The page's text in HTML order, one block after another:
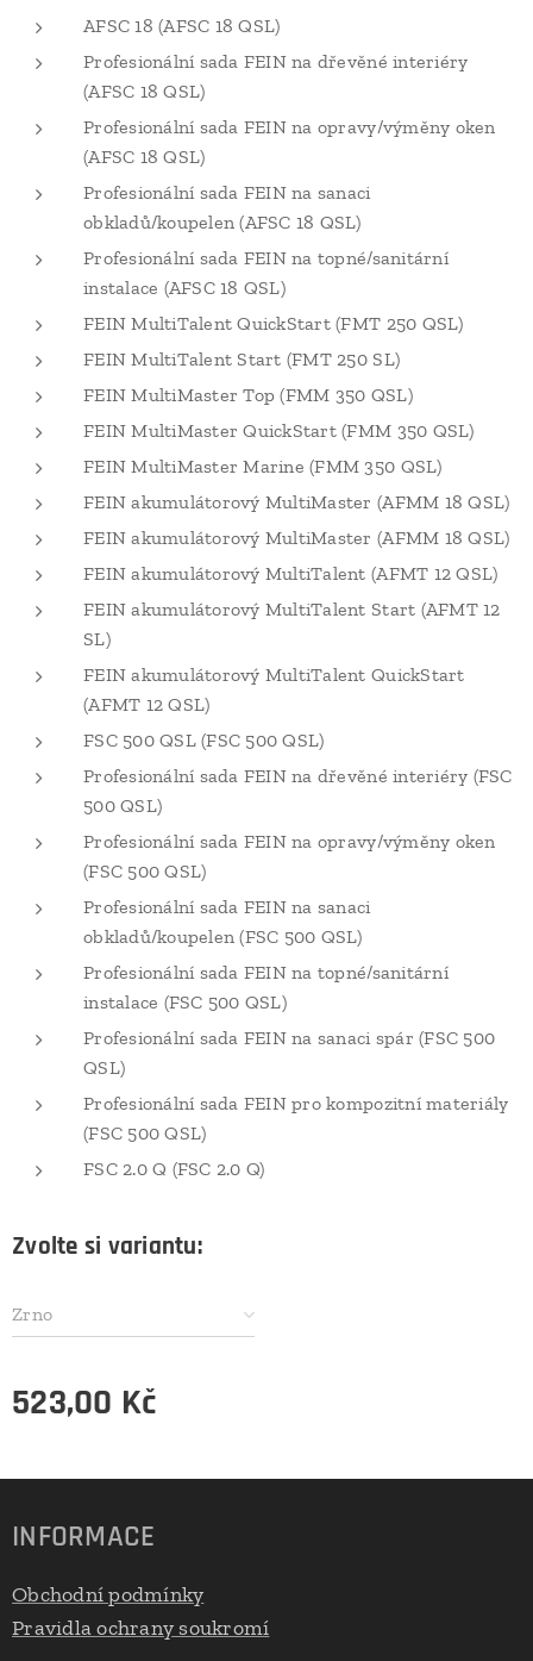
AFSC 18 (AFSC 18 QSL)
Profesionální sada FEIN na dřevěné interiéry
(AFSC 18 QSL)
Profesionální sada FEIN na opravy/výměny oken
(AFSC 18 QSL)
Profesionální sada FEIN na sanaci
obkladů/koupelen (AFSC 18 QSL)
Profesionální sada FEIN na topné/sanitární
instalace (AFSC 18 QSL)
FEIN MultiTalent QuickStart (FMT 250 QSL)
FEIN MultiTalent Start (FMT 250 SL)
FEIN MultiMaster Top (FMM 350 QSL)
FEIN MultiMaster QuickStart (FMM 350 QSL)
FEIN MultiMaster Marine (FMM 350 QSL)
FEIN akumulátorový MultiMaster (AFMM 18 QSL)
FEIN akumulátorový MultiMaster (AFMM 18 QSL)
FEIN akumulátorový MultiTalent (AFMT 12 QSL)
FEIN akumulátorový MultiTalent Start (AFMT 12
SL)
FEIN akumulátorový MultiTalent QuickStart
(AFMT 12 QSL)
FSC 500 QSL (FSC 500 QSL)
Profesionální sada FEIN na dřevěné interiéry (FSC
500 QSL)
Profesionální sada FEIN na opravy/výměny oken
(FSC 500 QSL)
Profesionální sada FEIN na sanaci
obkladů/koupelen (FSC 500 QSL)
Profesionální sada FEIN na topné/sanitární
instalace (FSC 500 QSL)
Profesionální sada FEIN na sanaci spár (FSC 500
QSL)
Profesionální sada FEIN pro kompozitní materiály
(FSC 500 QSL)
FSC 2.0 Q (FSC 2.0 Q)
Zvolte si variantu:
Zrno
523,00 Kč
INFORMACE
Obchodní podmínky
Pravidla ochrany soukromí